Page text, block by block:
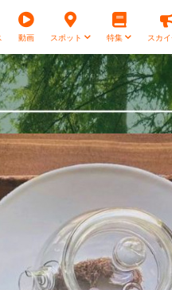
動画 スポット 特集 スカ